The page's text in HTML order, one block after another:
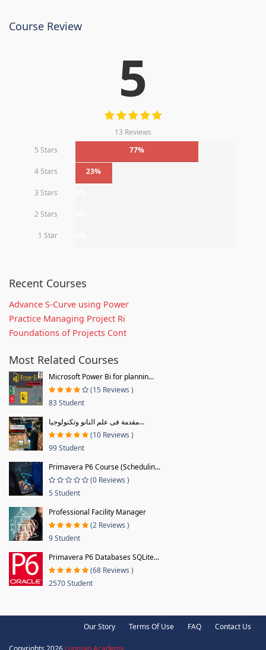
Course Review
5
13 Reviews
5 Stars
77%
4 Stars 23%
3 Stars
2 Stars
1 Star
Recent Courses
Advance S-Curve using Power
Practice Managing Project Ri
Foundations of Projects Cont
Most Related Courses
Microsoft Power Bi for plannin...
(15 Reviews )
83 Student
مقدمة فى علم النانو وتكنولوجيا...
(10 Reviews )
99 Student
Primavera P6 Course (Schedulin...
(0 Reviews )
5 Student
Professional Facility Manager
(2 Reviews )
9 Student
Primavera P6 Databases SQLite...
(68 Reviews )
2570 Student
Our Story Terms Of Use FAQ Contact Us